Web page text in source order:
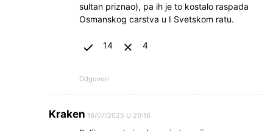
sultan priznao), pa ih je to kostalo raspada
Osmanskog carstva u I Svetskom ratu.
14 4
Odgovori
Kraken 16/07/2025 U 20:16